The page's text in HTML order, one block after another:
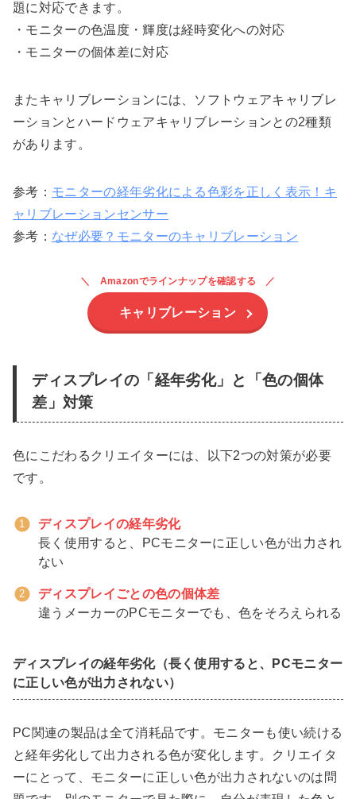
題に対応できます。
・モニターの色温度・輝度は経時変化への対応
・モニターの個体差に対応
またキャリブレーションには、ソフトウェアキャリブレ
ーションとハードウェアキャリブレーションとの2種類
があります。
参考： モニターの経年劣化による色彩を正しく表示！キ
ャリブレーションセンサー
参考： なぜ必要？モニターのキャリブレーション
Amazonでラインナップを確認する
キャリブレーション
ディスプレイの「経年劣化」と「色の個体
差」対策
色にこだわるクリエイターには、以下2つの対策が必要
です。
ディスプレイの経年劣化
長く使用すると、PCモニターに正しい色が出力され
ない
ディスプレイごとの色の個体差
違うメーカーのPCモニターでも、色をそろえられる
ディスプレイの経年劣化（長く使用すると、PCモニター
に正しい色が出力されない）
PC関連の製品は全て消耗品です。モニターも使い続ける
と経年劣化して出力される色が変化します。クリエイタ
ーにとって、モニターに正しい色が出力されないのは問